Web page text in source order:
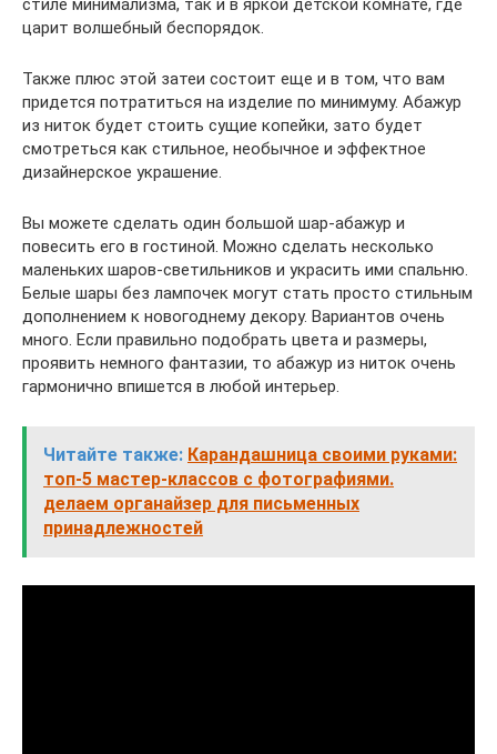
стиле минимализма, так и в яркой детской комнате, где
царит волшебный беспорядок.
Также плюс этой затеи состоит еще и в том, что вам
придется потратиться на изделие по минимуму. Абажур
из ниток будет стоить сущие копейки, зато будет
смотреться как стильное, необычное и эффектное
дизайнерское украшение.
Вы можете сделать один большой шар-абажур и
повесить его в гостиной. Можно сделать несколько
маленьких шаров-светильников и украсить ими спальню.
Белые шары без лампочек могут стать просто стильным
дополнением к новогоднему декору. Вариантов очень
много. Если правильно подобрать цвета и размеры,
проявить немного фантазии, то абажур из ниток очень
гармонично впишется в любой интерьер.
Читайте также: Карандашница своими руками:
топ-5 мастер-классов с фотографиями.
делаем органайзер для письменных
принадлежностей